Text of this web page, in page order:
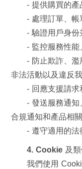
- 提供購買的產
- 處理訂單、帳
- 驗證用戶身份
- 監控服務性能
- 防止欺詐、濫
非法活動以及違反
- 回應支援請求
- 發送服務通知
合規通知和產品相關
- 遵守適用的法
4. Cookie 及
我們使用